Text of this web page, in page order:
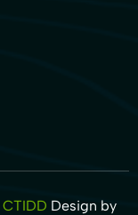
CTIDD Design by